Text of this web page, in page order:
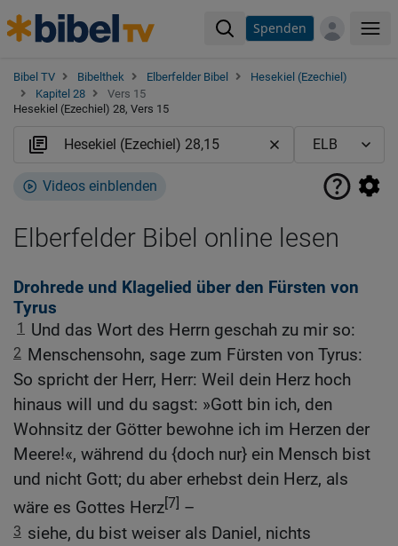
Spenden
Bibel TV Bibelthek Elberfelder Bibel
Hesekiel (Ezechiel)
Kapitel 28
Vers 15
Hesekiel (Ezechiel) 28, Vers 15
Videos einblenden
Elberfelder Bibel online lesen
Drohrede und Klagelied über den Fürsten von
Tyrus
1 Und das Wort des Herrn geschah zu mir so:
2 Menschensohn, sage zum Fürsten von Tyrus:
So spricht der Herr, Herr: Weil dein Herz hoch
hinaus will und du sagst: »Gott bin ich, den
Wohnsitz der Götter bewohne ich im Herzen der
Meere!«, während du {doch nur} ein Mensch bist
und nicht Gott; du aber erhebst dein Herz, als
wäre es Gottes Herz[7] –
3 siehe, du bist weiser als Daniel, nichts